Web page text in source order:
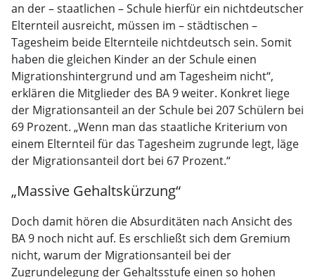
an der – staatlichen – Schule hierfür ein nichtdeutscher
Elternteil ausreicht, müssen im – städtischen –
Tagesheim beide Elternteile nichtdeutsch sein. Somit
haben die gleichen Kinder an der Schule einen
Migrationshintergrund und am Tagesheim nicht“,
erklären die Mitglieder des BA 9 weiter. Konkret liege
der Migrationsanteil an der Schule bei 207 Schülern bei
69 Prozent. „Wenn man das staatliche Kriterium von
einem Elternteil für das Tagesheim zugrunde legt, läge
der Migrationsanteil dort bei 67 Prozent.“
„Massive Gehaltskürzung“
Doch damit hören die Absurditäten nach Ansicht des
BA 9 noch nicht auf. Es erschließt sich dem Gremium
nicht, warum der Migrationsanteil bei der
Zugrundelegung der Gehaltsstufe einen so hohen